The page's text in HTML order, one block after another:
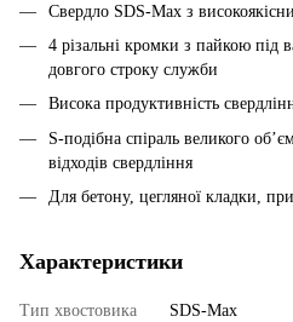
Свердло SDS-Max з
4 різальні кромки з пайкою під
довгого строку служби
Висока продуктивність
S-подібна спіраль великого
відходів свердління
Для бетону, цегляної кладки,
Характеристики
Тип хвостовика
SDS-Max